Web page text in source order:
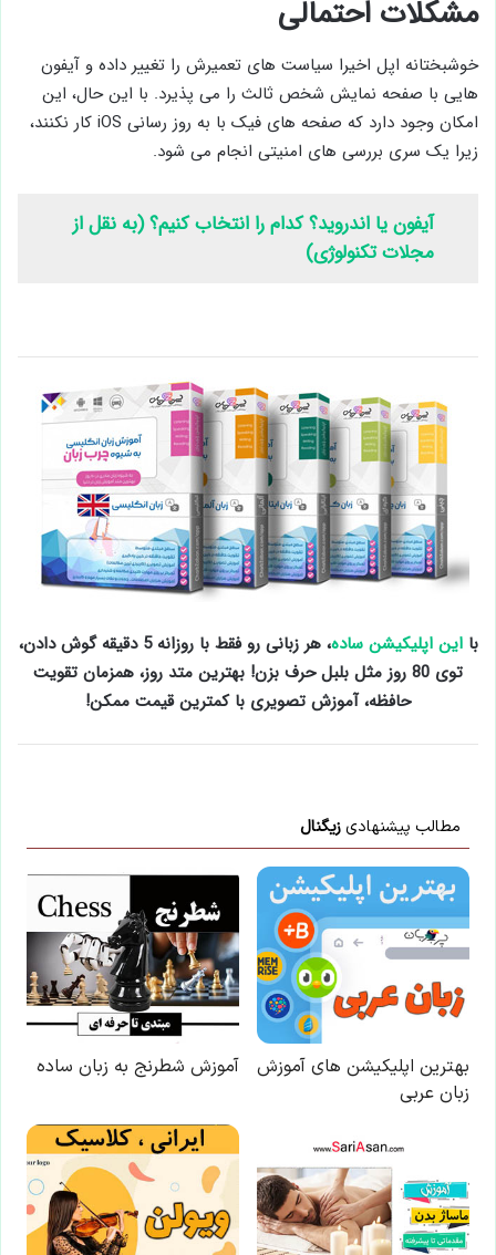
مشکلات احتمالی
خوشبختانه اپل اخیرا سیاست های تعمیرش را تغییر داده و آیفون
‌هایی با صفحه ‌نمایش شخص ثالث را می‌ پذیرد. با این حال، این
امکان وجود دارد که صفحه‌ های فیک با به ‌روز رسانی iOS کار نکنند،
زیرا یک سری بررسی های امنیتی انجام می شود.
آیفون یا اندروید؟ کدام را انتخاب کنیم؟ (به نقل از
مجلات تکنولوژی)
بااین اپلیکیشن ساده
، هر زبانی رو فقط با روزانه 5 دقیقه گوش دادن،
توی 80 روز مثل بلبل حرف بزن! بهترین متد روز، همزمان تقویت
حافظه، آموزش تصویری با کمترین قیمت ممکن!